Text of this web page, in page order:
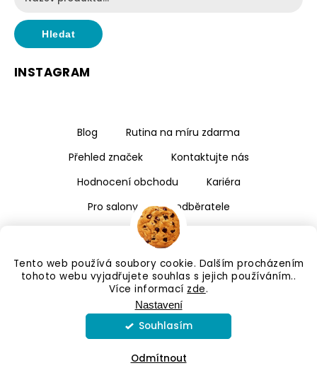
Tento web používá soubory cookie. Dalším procházením
tohoto webu vyjadřujete souhlas s jejich používáním..
Více informací zde.
Nastavení
Odmítnout
Souhlasím
Hledat
INSTAGRAM
Blog
Rutina na míru zdarma
Přehled značek
Kontaktujte nás
Hodnocení obchodu
Kariéra
Pro salony a velkoodběratele
Copyright 2026Kalismé. Všechna práva vyhrazena.
Upravit nastavení cookies